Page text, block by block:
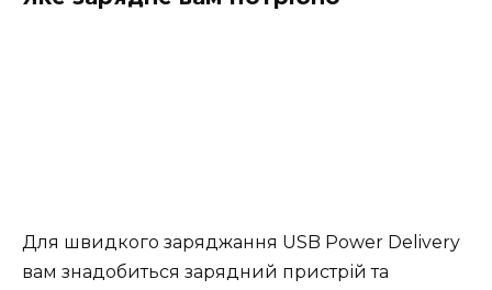
Для швидкого заряджання USB Power Delivery
вам знадобиться зарядний пристрій та